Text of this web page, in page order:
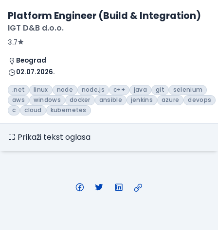
Platform Engineer (Build & Integration)
IGT D&B d.o.o.
3.7
Beograd
02.07.2026.
.net linux node node.js c++ java git
selenium
aws
windows docker ansible jenkins azure
devops
c
cloud kubernetes
Prikaži tekst oglasa